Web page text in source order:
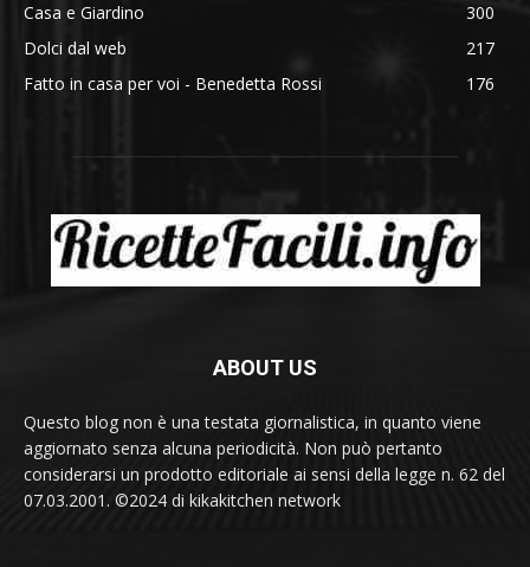
Casa e Giardino
300
Dolci dal web
217
Fatto in casa per voi - Benedetta Rossi
176
ABOUT US
Questo blog non è una testata giornalistica, in quanto viene
aggiornato senza alcuna periodicità. Non può pertanto
considerarsi un prodotto editoriale ai sensi della legge n. 62 del
07.03.2001. ©2024 di kikakitchen network